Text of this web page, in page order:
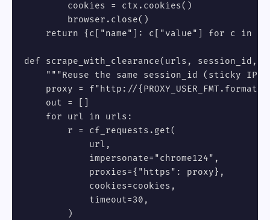
        cookies = ctx.cookies()
        browser.close()
return {c["name"]: c["value"] for c in
def scrape_with_clearance(urls, session_id,
"""Reuse the same session_id (sticky IP)
proxy = f"http://
    out = []
    for url in urls:
        r = cf_requests.get(
            url,
            impersonate="chrome124",
            proxies={"https": proxy},
            cookies=cookies,
            timeout=30,
        )